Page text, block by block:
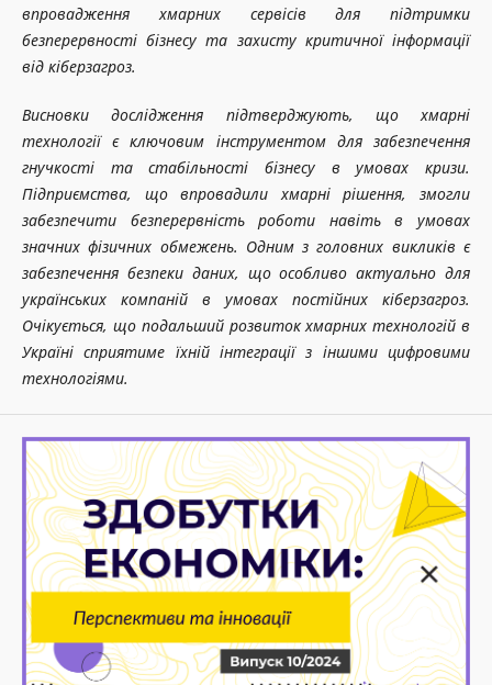
впровадження хмарних сервісів для підтримки
безперервності бізнесу та захисту критичної інформації
від кіберзагроз.
Висновки дослідження підтверджують, що хмарні
технології є ключовим інструментом для забезпечення
гнучкості та стабільності бізнесу в умовах кризи.
Підприємства, що впровадили хмарні рішення, змогли
забезпечити безперервність роботи навіть в умовах
значних фізичних обмежень. Одним з головних викликів є
забезпечення безпеки даних, що особливо актуально для
українських компаній в умовах постійних кіберзагроз.
Очікується, що подальший розвиток хмарних технологій в
Україні сприятиме їхній інтеграції з іншими цифровими
технологіями.